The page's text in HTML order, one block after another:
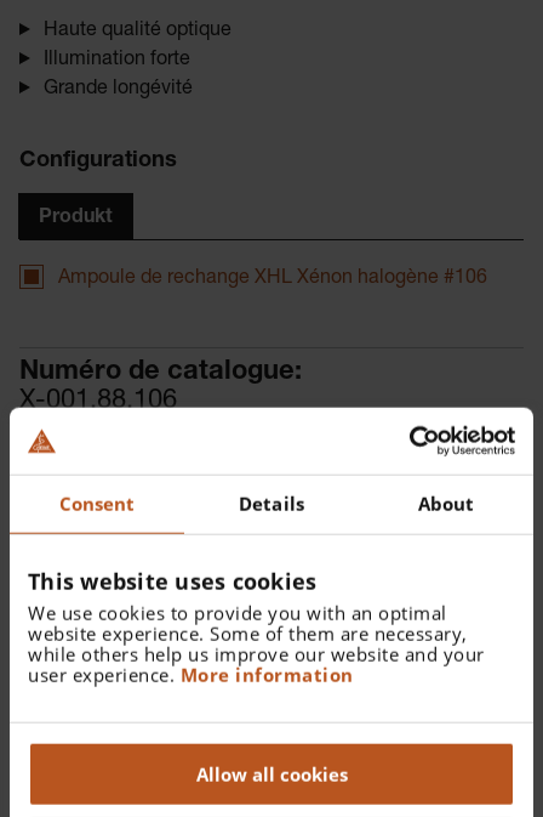
Consent Details About
This website uses cookies
We use cookies to provide you with an optimal
website experience. Some of them are necessary,
while others help us improve our website and your
user experience. More information
Allow all cookies
Haute qualité optique
Illumination forte
Grande longévité
Configurations
Produkt
Ampoule de rechange XHL Xénon halogène #106
Numéro de catalogue:
X-001.88.106
Trouver un distributeur
Détails
Oftalmoscopio mini3000.